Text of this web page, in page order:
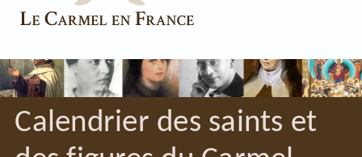
Calendrier des saints et